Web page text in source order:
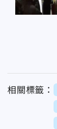
相關標籤：